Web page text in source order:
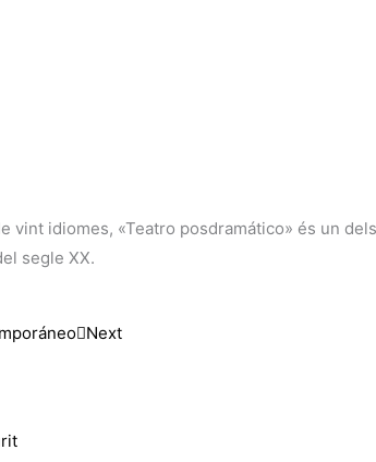
idiomes, «Teatro posdramático» és un
segle XX.
Next